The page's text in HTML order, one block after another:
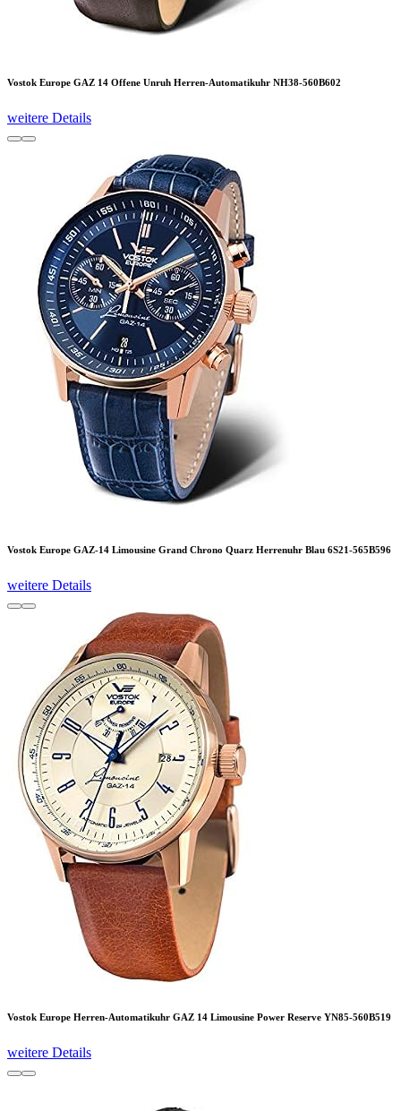
Vostok Europe GAZ 14 Offene Unruh Herren-Automatikuhr NH38-560B602
weitere Details
Vostok Europe GAZ-14 Limousine Grand Chrono Quarz Herrenuhr Blau 6S21-565B596
weitere Details
Vostok Europe Herren-Automatikuhr GAZ 14 Limousine Power Reserve YN85-560B519
weitere Details